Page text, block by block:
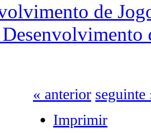
de
« anterior seguinte
Imprimir